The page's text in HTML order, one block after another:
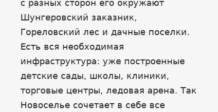
с разных сторон его окружают
Шунгеровский заказник,
Гореловский лес и дачные поселки.
Есть вся необходимая
инфраструктура: уже построенные
детские сады, школы, клиники,
торговые центры, ледовая арена. Так
Новоселье сочетает в себе все